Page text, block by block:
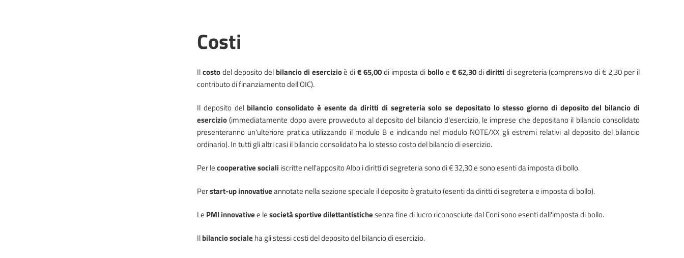
Costi
Ilcostodel deposito del bilancio di esercizioè di€ 65,00di imposta di bolloe € 62,30didiritti di segreteria (comprensivo di € 2,30 per il
contributo di finanziamento dell'OIC).
Il deposito del bilancio consolidato è esente da diritti di segreteria solo se depositato lo stesso giorno di deposito del bilancio di
esercizio(immediatamente dopo avere provveduto al deposito del bilancio d'esercizio, le imprese che depositano il bilancio consolidato
presenteranno un'ulteriore pratica utilizzando il modulo B e indicando nel modulo NOTE/XX gli estremi relativi al deposito del bilancio
ordinario). In tutti gli altri casi il bilancio consolidato ha lo stesso costo del bilancio di esercizio.
Per lecooperative sociali iscritte nell'apposito Albo i diritti di segreteria sono di € 32,30 e sono esenti da imposta di bollo.
Perstart-up innovativeannotate nella sezione speciale il deposito è gratuito (esenti da diritti di segreteria e imposta di bollo).
Le PMI innovativee lesocietà sportivedilettantistichesenza fine di lucro riconosciute dal Coni sono esenti dall'imposta di bollo.
Ilbilancio sociale ha gli stessi costi del deposito del bilancio di esercizio.